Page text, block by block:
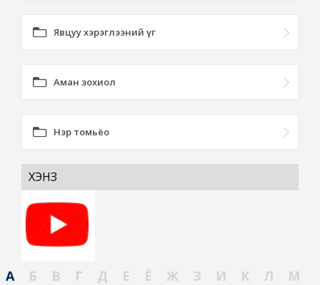
Явцуу хэрэглээний үг
Аман зохиол
Нэр томьёо
ХЭНЗ
А Б В Г Д Е Ё Ж З И К Л
М